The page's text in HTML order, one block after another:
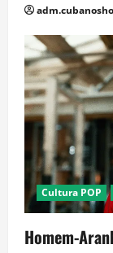
Cultura POP
Homem-